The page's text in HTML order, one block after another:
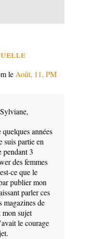
le Août, 11, PM
années
suis partie en
pendant 3
des femmes
ce que le
publier mon
parler ces
magazines de
mon sujet
le courage